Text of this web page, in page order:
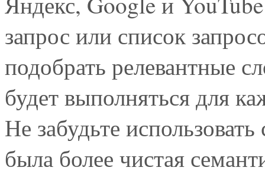
запрос или список
подобрать релевантные
будет выполняться для
Не забудьте
была более чистая